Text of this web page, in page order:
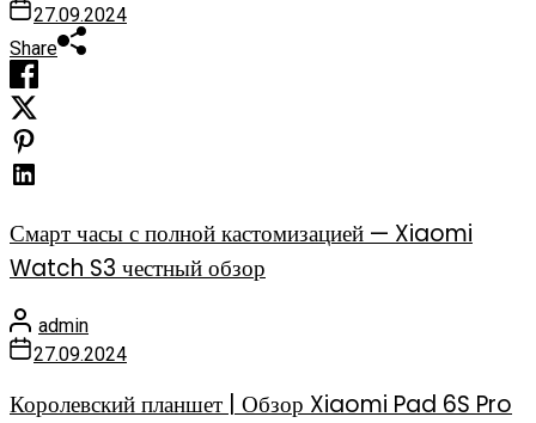
27.09.2024
Share
Смарт часы с полной кастомизацией — Xiaomi
Watch S3 честный обзор
admin
27.09.2024
Королевский планшет | Обзор Xiaomi Pad 6S Pro